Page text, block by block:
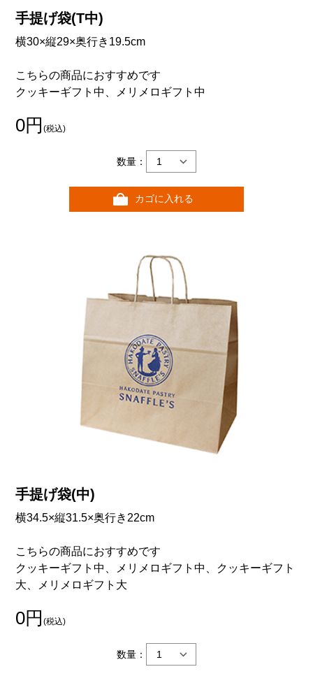
手提げ袋(T中)
横30×縦29×奥行き19.5cm
こちらの商品におすすめです
クッキーギフト中、メリメロギフト中
0円(税込)
数量：
カゴに入れる
手提げ袋(中)
横34.5×縦31.5×奥行き22cm
こちらの商品におすすめです
クッキーギフト中、メリメロギフト中、クッキーギフト
大、メリメロギフト大
0円(税込)
数量：